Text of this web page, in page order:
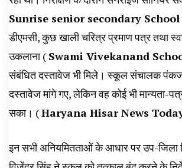
Sunrise senior secondary
डीएमसी, कुछ खाली चरित्र प्रमाण पत्र तथा
उकलाना ( Swami Vivekanand
संबंधित दस्तावेज भी मिले। स्कूल संचालक पंकज
दस्तावेज मांगे गए, लेकिन वह कोई भी मान्यता-
सका। (Haryana Hisar News
इन सभी अनियमितताओं के आधार पर उप-जिला